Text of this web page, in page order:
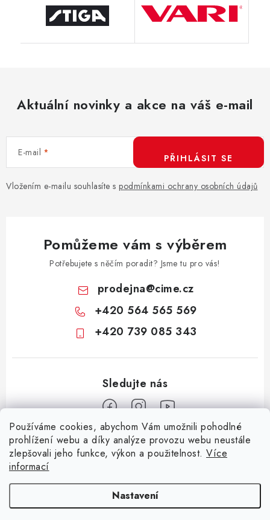
Používáme cookies, abychom Vám umožnili pohodlné
prohlížení webu a díky analýze provozu webu neustále
zlepšovali jeho funkce, výkon a použitelnost. Více
informací
Nastavení
Aktuální novinky a akce na váš e-mail
E-mail
Vložením e-mailu souhlasíte s podmínkami ochrany osobních údajů
PŘIHLÁSIT SE
Pomůžeme vám s výběrem
Potřebujete s něčím poradit? Jsme tu pro vás!
prodejna@cime.cz
+420 564 565 569
+420 739 085 343
Informace pro vás
Billy Goat Walker
Zemědělská technika Komunální technika